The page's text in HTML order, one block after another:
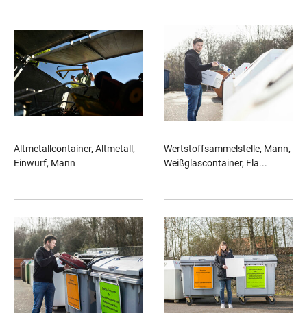
Altmetallcontainer, Altmetall,
Einwurf, Mann
Wertstoffsammelstelle, Mann,
Weißglascontainer, Fla...